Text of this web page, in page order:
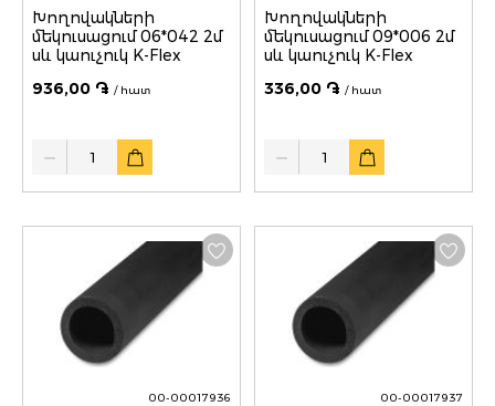
Խողովակների
մեկուսացում 06*042 2մ
սև կաուչուկ K-Flex
936,00 ֏ / հատ
Խողովակների
մեկուսացում 09*006 2մ
սև կաուչուկ K-Flex
336,00 ֏ / հատ
00-00017936 00-00017937